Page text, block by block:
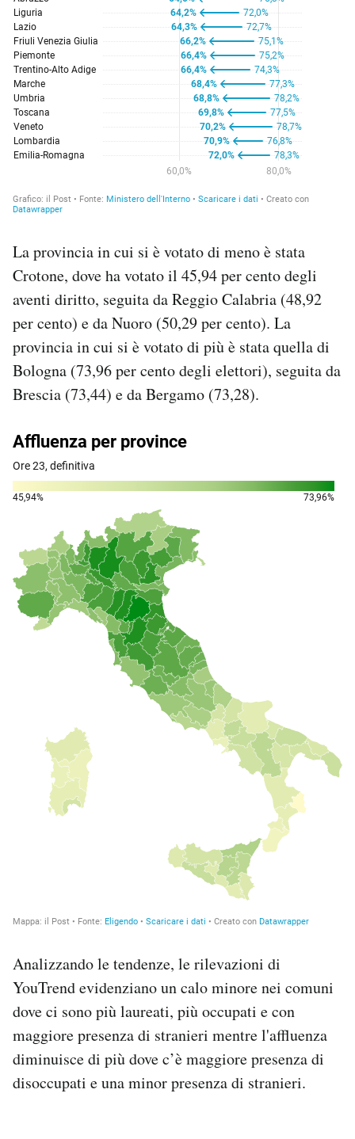
La provincia in cui si è votato di meno è stata
Crotone, dove ha votato il 45,94 per cento degli
aventi diritto, seguita da Reggio Calabria (48,92
per cento) e da Nuoro (50,29 per cento). La
provincia in cui si è votato di più è stata quella di
Bologna (73,96 per cento degli elettori), seguita da
Brescia (73,44) e da Bergamo (73,28).
Analizzando le tendenze, le rilevazioni di
YouTrend evidenziano un calo minore nei comuni
dove ci sono più laureati, più occupati e con
maggiore presenza di stranieri mentre l'affluenza
diminuisce di più dove c’è maggiore presenza di
disoccupati e una minor presenza di stranieri.